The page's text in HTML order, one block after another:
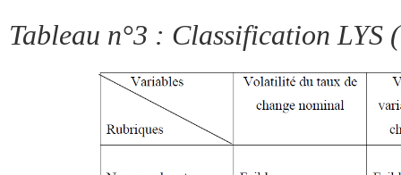
Tableau n°3 : Classification LYS